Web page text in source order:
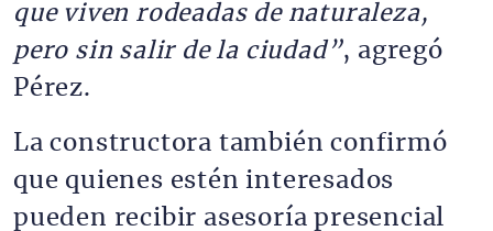
que viven rodeadas de naturaleza,
pero sin salir de la ciudad”, agregó
Pérez.
La constructora también confirmó
que quienes estén interesados
pueden recibir asesoría presencial